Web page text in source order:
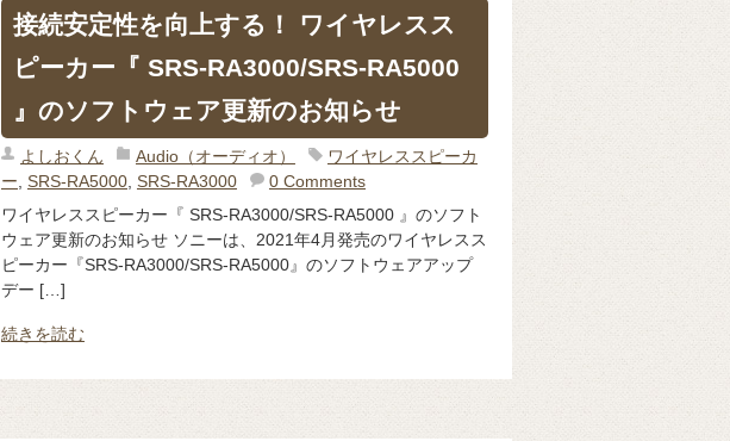
接続安定性を向上する！ ワイヤレスス
ピーカー『 SRS-RA3000/SRS-RA5000
』のソフトウェア更新のお知らせ
よしおくん Audio（オーディオ）
ワイヤレススピーカ
ー SRS-RA5000, SRS-RA3000
0 Comments
ワイヤレススピーカー『 SRS-RA3000/SRS-RA5000 』のソフト
ウェア更新のお知らせ ソニーは、2021年4月発売のワイヤレスス
ピーカー『SRS-RA3000/SRS-RA5000』のソフトウェアアップ
デー […]
続きを読む